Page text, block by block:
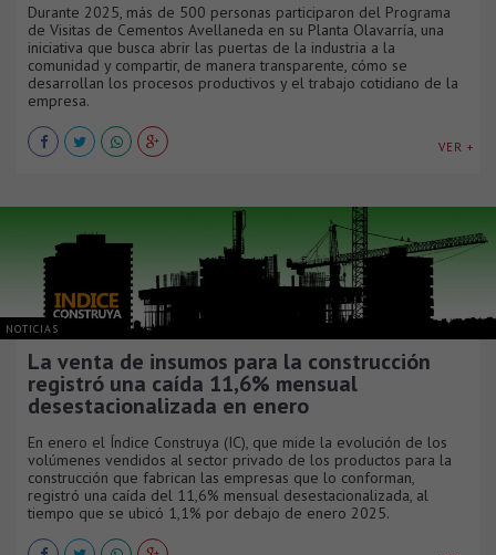
Durante 2025, más de 500 personas participaron del Programa
de Visitas de Cementos Avellaneda en su Planta Olavarría, una
iniciativa que busca abrir las puertas de la industria a la
comunidad y compartir, de manera transparente, cómo se
desarrollan los procesos productivos y el trabajo cotidiano de la
empresa.
VER +
NOTICIAS
La venta de insumos para la construcción
registró una caída 11,6% mensual
desestacionalizada en enero
En enero el Índice Construya (IC), que mide la evolución de los
volúmenes vendidos al sector privado de los productos para la
construcción que fabrican las empresas que lo conforman,
registró una caída del 11,6% mensual desestacionalizada, al
tiempo que se ubicó 1,1% por debajo de enero 2025.